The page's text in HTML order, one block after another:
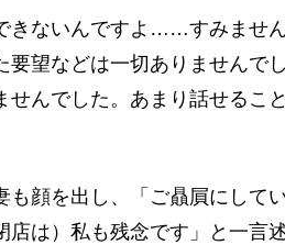
きないんですよ……すみませ
要望などは一切ありませんで
せんでした。あまり話せるこ
顔を出し、「ご贔屓にして
は）私も残念です」と一言述